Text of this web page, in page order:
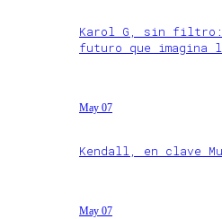
Karol G, sin
futuro que imagina
May 07
Kendall, en clave
May 07